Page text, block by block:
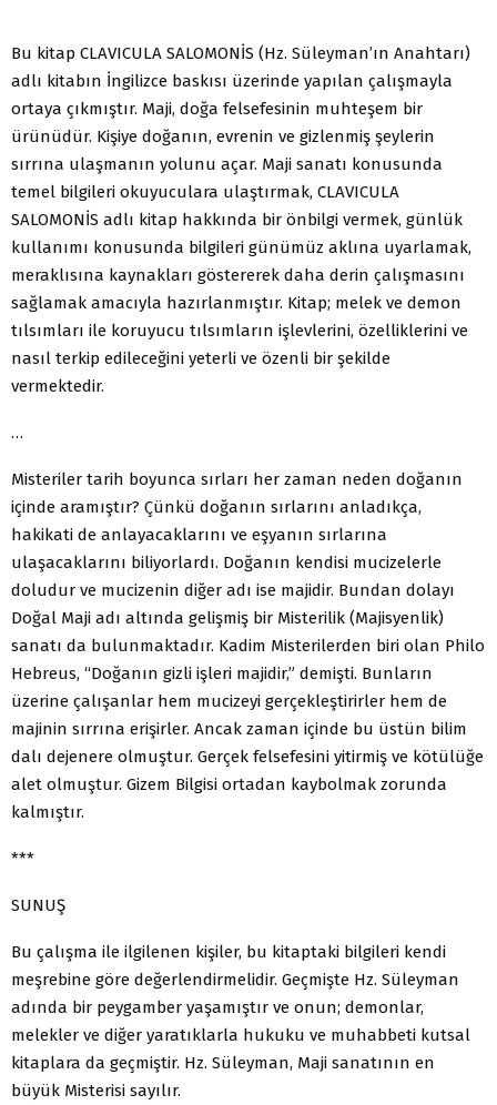
Bu kitap CLAVICULA SALOMONİS (Hz. Süleyman’ın Anahtarı)
adlı kitabın İngilizce baskısı üzerinde yapılan çalışmayla
ortaya çıkmıştır. Maji, doğa felsefesinin muhteşem bir
ürünüdür. Kişiye doğanın, evrenin ve gizlenmiş şeylerin
sırrına ulaşmanın yolunu açar. Maji sanatı konusunda
temel bilgileri okuyuculara ulaştırmak, CLAVICULA
SALOMONİS adlı kitap hakkında bir önbilgi vermek, günlük
kullanımı konusunda bilgileri günümüz aklına uyarlamak,
meraklısına kaynakları göstererek daha derin çalışmasını
sağlamak amacıyla hazırlanmıştır. Kitap; melek ve demon
tılsımları ile koruyucu tılsımların işlevlerini, özelliklerini ve
nasıl terkip edileceğini yeterli ve özenli bir şekilde
vermektedir.
…
Misteriler tarih boyunca sırları her zaman neden doğanın
içinde aramıştır? Çünkü doğanın sırlarını anladıkça,
hakikati de anlayacaklarını ve eşyanın sırlarına
ulaşacaklarını biliyorlardı. Doğanın kendisi mucizelerle
doludur ve mucizenin diğer adı ise majidir. Bundan dolayı
Doğal Maji adı altında gelişmiş bir Misterilik (Majisyenlik)
sanatı da bulunmaktadır. Kadim Misterilerden biri olan Philo
Hebreus, “Doğanın gizli işleri majidir,” demişti. Bunların
üzerine çalışanlar hem mucizeyi gerçekleştirirler hem de
majinin sırrına erişirler. Ancak zaman içinde bu üstün bilim
dalı dejenere olmuştur. Gerçek felsefesini yitirmiş ve kötülüğe
alet olmuştur. Gizem Bilgisi ortadan kaybolmak zorunda
kalmıştır.
***
SUNUŞ
Bu çalışma ile ilgilenen kişiler, bu kitaptaki bilgileri kendi
meşrebine göre değerlendirmelidir. Geçmişte Hz. Süleyman
adında bir peygamber yaşamıştır ve onun; demonlar,
melekler ve diğer yaratıklarla hukuku ve muhabbeti kutsal
kitaplara da geçmiştir. Hz. Süleyman, Maji sanatının en
büyük Misterisi sayılır.